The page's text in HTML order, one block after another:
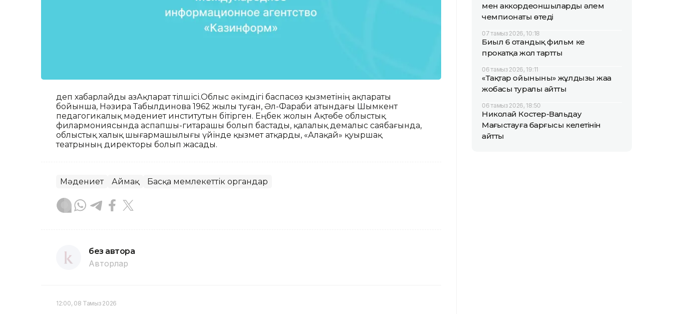
деп хабарлайды ҚазАқпарат тілшісі.Облыс әкімдігі баспасөз қызметінің ақпараты
бойынша, Нәзира Табылдинова 1962 жылы туған, Әл-Фараби атындағы Шымкент
педагогикалық мәдениет институтын бітірген. Еңбек жолын Ақтөбе облыстық
филармониясында аспапшы-гитарашы болып бастады, қалалық демалыс саябағында,
облыстық халық шығармашылығы үйінде қызмет атқарды, «Алақай» қуыршақ
театрының директоры болып жасады.
Мәдениет Аймақ Басқа мемлекеттік органдар
без автора
Авторлар
12:00, 08 Тамыз 2026
мен аккордеоншылардың әлем
чемпионаты өтеді
07 тамыз 2026, 10:18
Биыл 6 отандық фильм кең
прокатқа жол тартты
06 тамыз 2026, 19:11
«Тақтар ойынының» жұлдызы жаңа
жобасы туралы айтты
06 тамыз 2026, 18:50
Николай Костер-Вальдау
Маңғыстауға барғысы келетінін
айтты